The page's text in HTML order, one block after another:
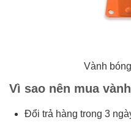
Vành
Vì sao nên mua
Đổi trả hàng trong 3